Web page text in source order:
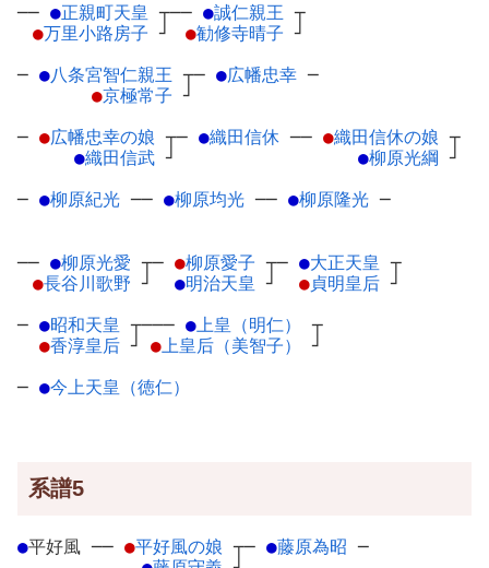
── ●正親町天皇 ┬
●万里小路房子 ┘
── ●誠仁親王 ┬
●勧修寺晴子 ┘
─ ●八条宮智仁親王 ┬
●京極常子 ┘
─ ●広幡忠幸 ─
─ ●広幡忠幸の娘 ┬
●織田信武 ┘
─ ●織田信休 ── ●織田信休の娘 ┬
●柳原光綱 ┘
─ ●柳原紀光 ── ●柳原均光 ── ●柳原隆光 ─
── ●柳原光愛 ┬
●長谷川歌野 ┘
─ ●柳原愛子 ┬
●明治天皇 ┘
─ ●大正天皇 ┬
●貞明皇后 ┘
─ ●昭和天皇 ┬
●香淳皇后 ┘
─── ● 上皇（明仁）
┬
● 上皇后（美智子） ┘
─ ●今上天皇（徳仁）
系譜5
●平好風 ── ●平好風の娘 ┬─ ●藤原為昭 ─